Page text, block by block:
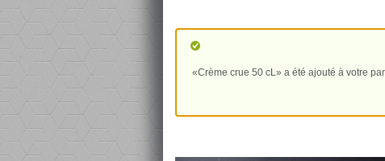
«Crème crue 50 cL» a été ajouté à votre